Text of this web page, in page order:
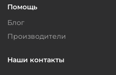
Помощь
Блог
Производители
Наши контакты